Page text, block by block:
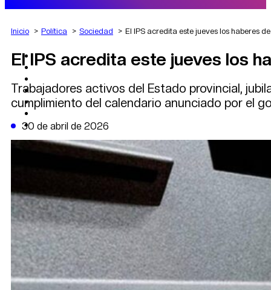
AGRO
DEPORTES
POLÍTICA
CAMBIO CLIMÁTICO
DATA FIRME
DE LA TRIBUNA TV
Inicio Política Sociedad El IPS acredita este jueves los haberes
El IPS acredita este jueves los
Trabajadores activos del Estado provincial,
cumplimiento del calendario anunciado por el
30 de abril de 2026